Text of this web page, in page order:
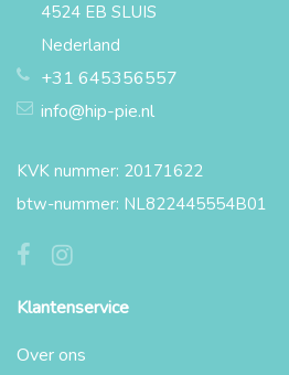
4524 EB SLUIS
Nederland
+31 645356557
info@hip-pie.nl
KVK nummer: 20171622
btw-nummer: NL822445554B01
Klantenservice
Over ons